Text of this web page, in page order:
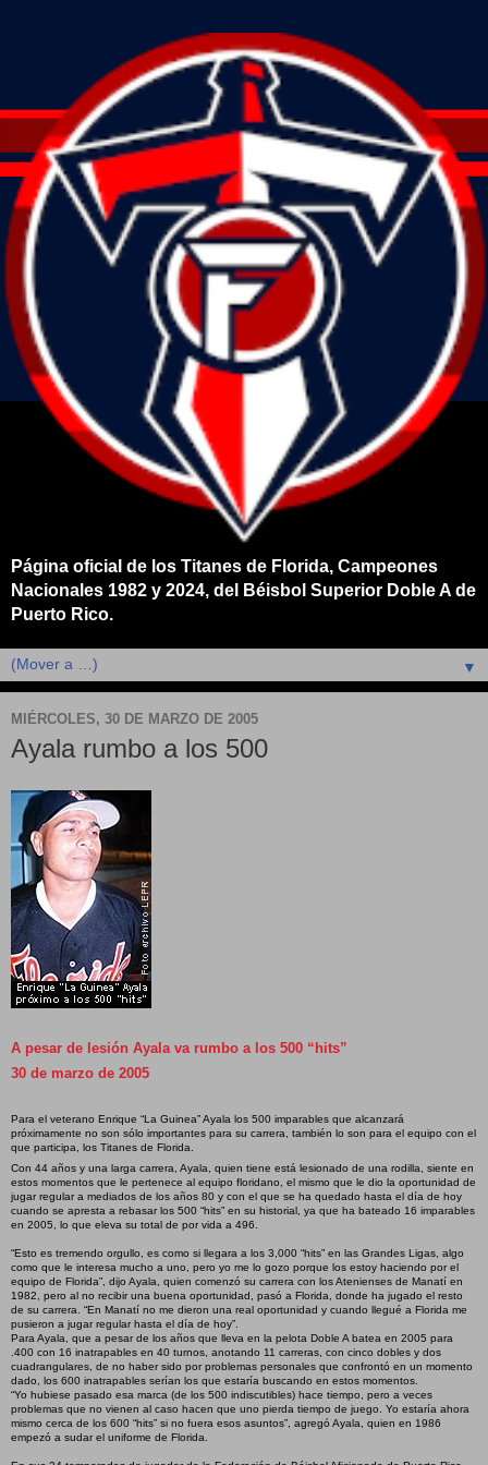
Página oficial de los Titanes de Florida, Campeones
Nacionales 1982 y 2024, del Béisbol Superior Doble A de
Puerto Rico.
▼
MIÉRCOLES, 30 DE MARZO DE 2005
Ayala rumbo a los 500
A pesar de lesión Ayala va rumbo a los 500 “hits”
30 de marzo de 2005
Para el veterano Enrique “La Guinea” Ayala los 500 imparables que alcanzará
próximamente no son sólo importantes para su carrera, también lo son para el equipo con el
que participa, los Titanes de Florida.
Con 44 años y una larga carrera, Ayala, quien tiene está lesionado de una rodilla, siente en
estos momentos que le pertenece al equipo floridano, el mismo que le dio la oportunidad de
jugar regular a mediados de los años 80 y con el que se ha quedado hasta el día de hoy
cuando se apresta a rebasar los 500 “hits” en su historial, ya que ha bateado 16 imparables
en 2005, lo que eleva su total de por vida a 496.
“Esto es tremendo orgullo, es como si llegara a los 3,000 “hits” en las Grandes Ligas, algo
como que le interesa mucho a uno, pero yo me lo gozo porque los estoy haciendo por el
equipo de Florida”, dijo Ayala, quien comenzó su carrera con los Atenienses de Manatí en
1982, pero al no recibir una buena oportunidad, pasó a Florida, donde ha jugado el resto
de su carrera. “En Manatí no me dieron una real oportunidad y cuando llegué a Florida me
pusieron a jugar regular hasta el día de hoy”.
Para Ayala, que a pesar de los años que lleva en la pelota Doble A batea en 2005 para
.400 con 16 inatrapables en 40 turnos, anotando 11 carreras, con cinco dobles y dos
cuadrangulares, de no haber sido por problemas personales que confrontó en un momento
dado, los 600 inatrapables serían los que estaría buscando en estos momentos.
“Yo hubiese pasado esa marca (de los 500 indiscutibles) hace tiempo, pero a veces
problemas que no vienen al caso hacen que uno pierda tiempo de juego. Yo estaría ahora
mismo cerca de los 600 “hits” si no fuera esos asuntos”, agregó Ayala, quien en 1986
empezó a sudar el uniforme de Florida.